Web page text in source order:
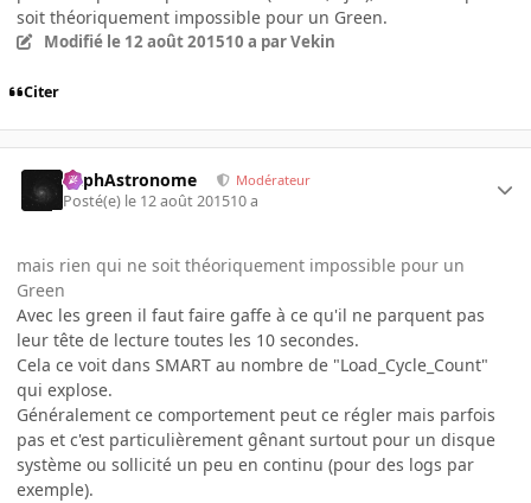
soit théoriquement impossible pour un Green.
Modifié le 12 août 201510 a par Vekin
Citer
RaphAstronome Modérateur
Posté(e) le 12 août 201510 a
mais rien qui ne soit théoriquement impossible pour un
Green
Avec les green il faut faire gaffe à ce qu'il ne parquent pas
leur tête de lecture toutes les 10 secondes.
Cela ce voit dans SMART au nombre de "Load_Cycle_Count"
qui explose.
Généralement ce comportement peut ce régler mais parfois
pas et c'est particulièrement gênant surtout pour un disque
système ou sollicité un peu en continu (pour des logs par
exemple).